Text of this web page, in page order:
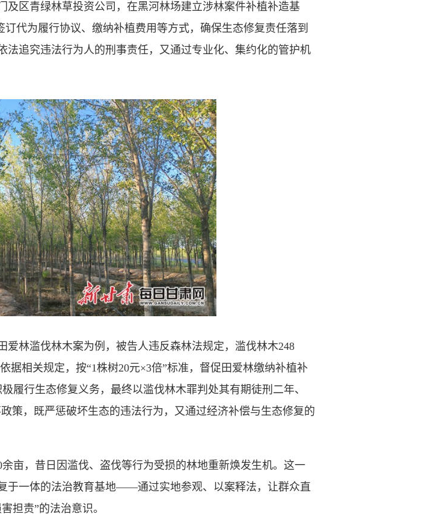
区青绿林草投资公司，在黑河林场建立涉林案件补植补造基
代为履行协议、缴纳补植费用等方式，确保生态修复责任落到
追究违法行为人的刑事责任，又通过专业化、集约化的管护机
林滥伐林木案为例，被告人违反森林法规定，滥伐林木248
据相关规定，按“1株树20元×3倍”标准，督促田爱林缴纳补植补
履行生态修复义务，最终以滥伐林木罪判处其有期徒刑二年、
策，既严惩破坏生态的违法行为，又通过经济补偿与生态修复的
，昔日因滥伐、盗伐等行为受损的林地重新焕发生机。这一
于一体的法治教育基地——通过实地参观、以案释法，让群众直
担责”的法治意识。